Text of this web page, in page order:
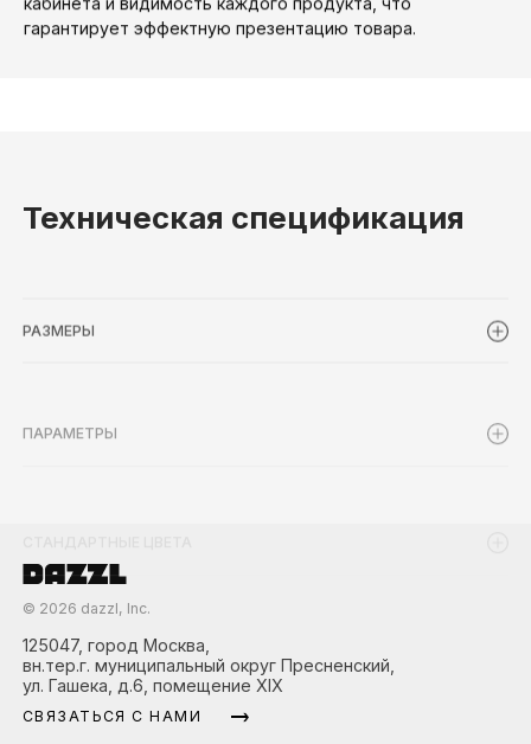
гарантирует эффектную презентацию товара.
Техническая спецификация
СТАНДАРТНЫЕ ЦВЕТА
© 2026 dazzl, Inc.
125047, город Москва,
вн.тер.г. муниципальный округ Пресненский,
ул. Гашека, д.6, помещение XIX
СВЯЗАТЬСЯ С НАМИ